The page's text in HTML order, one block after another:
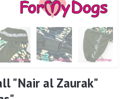
"Nair al Zaurak"